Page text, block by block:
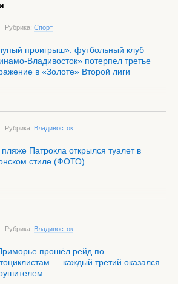
Рубрика: Спорт
проигрыш»: футбольный клуб
Владивосток» потерпел третье
в «Золоте» Второй лиги
Рубрика: Владивосток
Патрокла открылся туалет в
стиле (ФОТО)
Рубрика: Владивосток
прошёл рейд по
— каждый третий оказался